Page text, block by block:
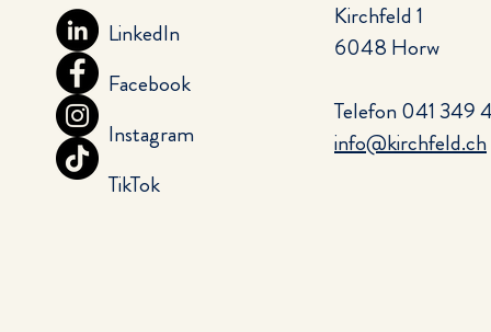
LinkedIn
Facebook
Instagram
TikTok
Kirchfeld 1
6048 Horw
Telefon041 349
info@kirchfeld.ch